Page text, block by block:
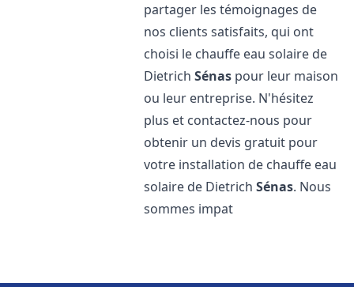
partager les témoignages de
nos clients satisfaits, qui ont
choisi le chauffe eau solaire de
DietrichSénas pour leur maison
ou leur entreprise. N'hésitez
plus et contactez-nous pour
obtenir un devis gratuit pour
votre installation de chauffe eau
solaire de DietrichSénas. Nous
sommes impat